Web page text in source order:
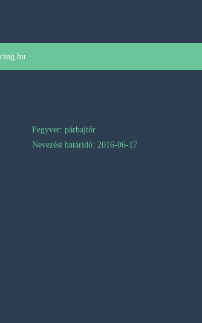
Fegyver: párbajtőr
Nevezési határidő: 2016-06-17